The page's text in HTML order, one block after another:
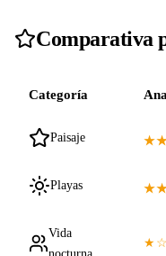
Comparativa
Categoría
Paisaje
Playas
Vida
nocturna